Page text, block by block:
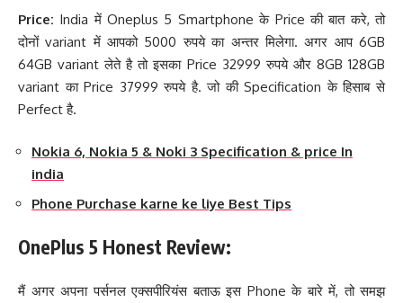
Price: India में Oneplus 5 Smartphone के Price की बात करे, तो
दोनों variant में आपको 5000 रुपये का अन्तर मिलेगा. अगर आप 6GB
64GB variant लेते है तो इसका Price 32999 रुपये और 8GB 128GB
variant का Price 37999 रुपये है. जो की Specification के हिसाब से
Perfect है.
Nokia 6, Nokia 5 & Noki 3 Specification & price In
india
Phone Purchase karne ke liye Best Tips
OnePlus 5 Honest Review:
मैं अगर अपना पर्सनल एक्सपीरियंस बताऊ इस Phone के बारे में, तो समझ